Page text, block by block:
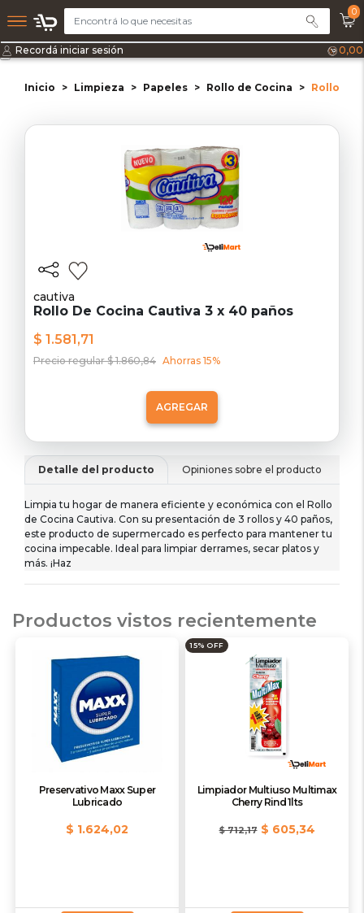
0
Recordá iniciar sesión 0,00
Inicio Limpieza Papeles Rollo de Cocina Rollo De
cautiva
Rollo De Cocina Cautiva 3 x 40 paños
$ 1.581,71
Precio regular $ 1.860,84 Ahorras 15%
AGREGAR
Detalle del producto Opiniones sobre el producto
Limpia tu hogar de manera eficiente y económica con el Rollo
de Cocina Cautiva. Con su presentación de 3 rollos y 40 paños,
este producto de supermercado es perfecto para mantener tu
cocina impecable. Ideal para limpiar derrames, secar platos y
más. ¡Haz
Productos vistos recientemente
Preservativo Maxx Super
Lubricado
$ 1.624,02
15% OFF
Limpiador Multiuso Multimax
Cherry Rind 1lts
$ 712,17$ 605,34